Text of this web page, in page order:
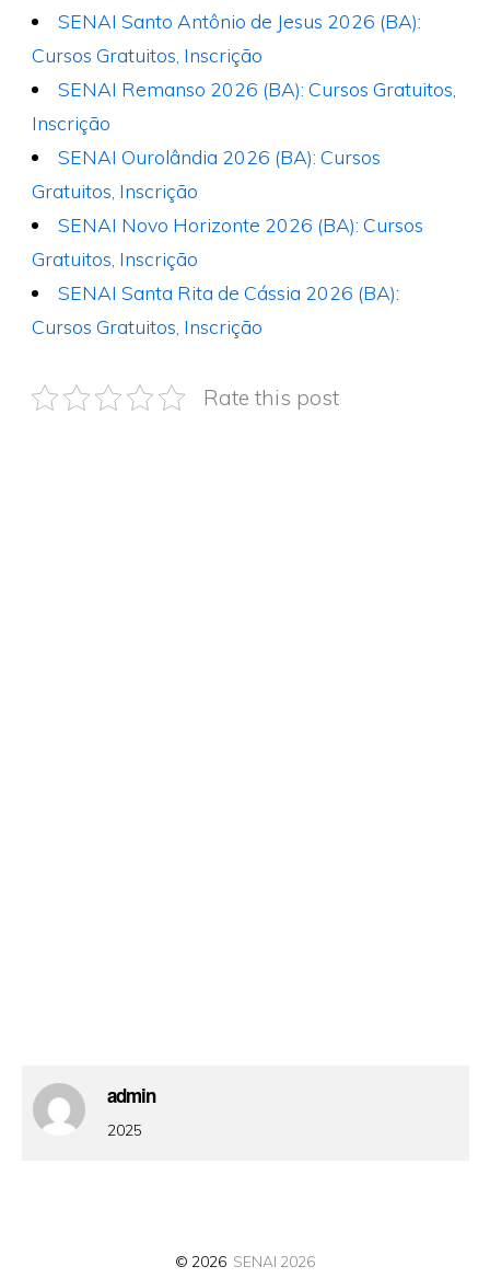
SENAI Santo Antônio de Jesus 2026 (BA):
Cursos Gratuitos, Inscrição
SENAI Remanso 2026 (BA): Cursos Gratuitos,
Inscrição
SENAI Ourolândia 2026 (BA): Cursos
Gratuitos, Inscrição
SENAI Novo Horizonte 2026 (BA): Cursos
Gratuitos, Inscrição
SENAI Santa Rita de Cássia 2026 (BA):
Cursos Gratuitos, Inscrição
Rate this post
admin
2025
© 2026 SENAI 2026